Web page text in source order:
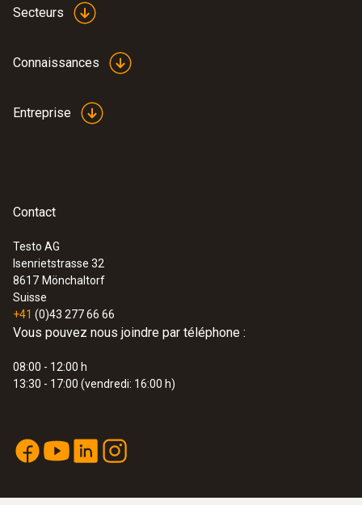
Secteurs
Connaissances
Entreprise
Contact
Testo AG
Isenrietstrasse 32
8617 Mönchaltorf
Suisse
+41 (0)43 277 66 66
Vous pouvez nous joindre par téléphone :
08:00 - 12:00 h
13:30 - 17:00 (vendredi: 16:00 h)